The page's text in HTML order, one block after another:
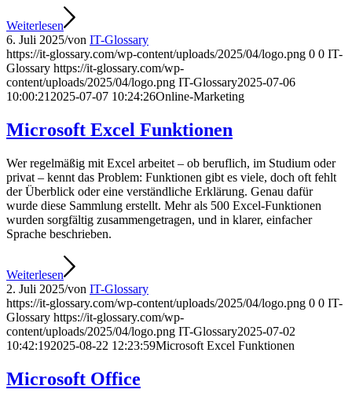
Weiterlesen
6. Juli 2025/von IT-Glossary
https://it-glossary.com/wp-content/uploads/2025/04/logo.png 0 0 IT-
Glossary https://it-glossary.com/wp-
content/uploads/2025/04/logo.png IT-Glossary2025-07-06
10:00:21 2025-07-07 10:24:26Online-Marketing
Microsoft Excel Funktionen
Wer regelmäßig mit Excel arbeitet – ob beruflich, im Studium oder
privat – kennt das Problem: Funktionen gibt es viele, doch oft fehlt
der Überblick oder eine verständliche Erklärung. Genau dafür
wurde diese Sammlung erstellt. Mehr als 500 Excel-Funktionen
wurden sorgfältig zusammengetragen, und in klarer, einfacher
Sprache beschrieben.
Weiterlesen
2. Juli 2025/von IT-Glossary
https://it-glossary.com/wp-content/uploads/2025/04/logo.png 0 0 IT-
Glossary https://it-glossary.com/wp-
content/uploads/2025/04/logo.png IT-Glossary2025-07-02
10:42:192025-08-22 12:23:59Microsoft Excel Funktionen
Microsoft Office